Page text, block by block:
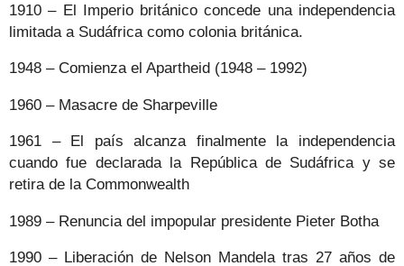
1910 – El Imperio británico concede una independencia
limitada a Sudáfrica como colonia británica.
1948 – Comienza el Apartheid (1948 – 1992)
1960 – Masacre de Sharpeville
1961 – El país alcanza finalmente la independencia
cuando fue declarada la República de Sudáfrica y se
retira de la Commonwealth
1989 – Renuncia del impopular presidente Pieter Botha
1990 – Liberación de Nelson Mandela tras 27 años de